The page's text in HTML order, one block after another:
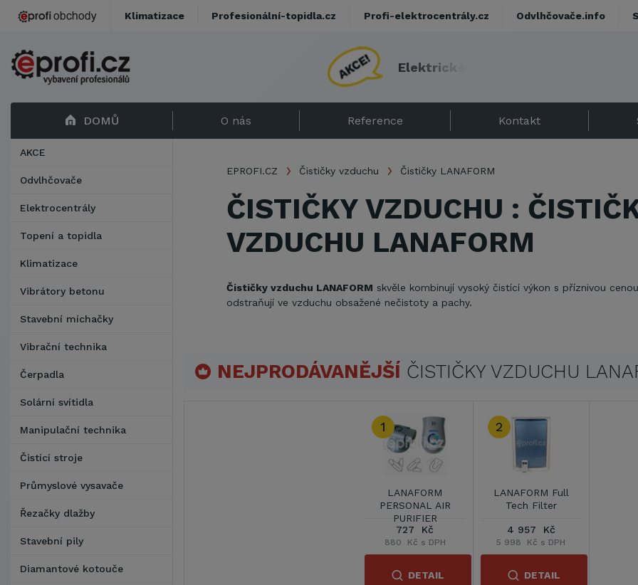
Elektric
DOMŮ O nás Reference Kontakt
AKCE
Odvlhčovače
Elektrocentrály
Topení a topidla
Klimatizace
Vibrátory betonu
Stavební míchačky
Vibrační technika
Čerpadla
Solární svítidla
Manipulační technika
Čistící stroje
Průmyslové vysavače
Řezačky dlažby
Stavební pily
Diamantové kotouče
EPROFI.CZ Čističky vzduchu Čističky LANAFORM
ČISTIČKY VZDUCHU :
VZDUCHU LANAFORM
Čističky vzduchu LANAFORM skvěle kombinují vysoký čistící výkon s příznivou
odstraňují ve vzduchu obsažené nečistoty a pachy.
NEJPRODÁVANĚJŠÍ ČISTIČKY VZDUCHU
1
LANAFORM
PERSONAL AIR
PURIFIER
727 Kč
880 Kč s DPH
DETAIL
2
LANAFORM Full
Tech Filter
4 957 Kč
5 998 Kč s DPH
DETAIL
Klimatizace Profesionální-topidla.cz Profi-elektrocentrály.cz Odvlhčovače.info